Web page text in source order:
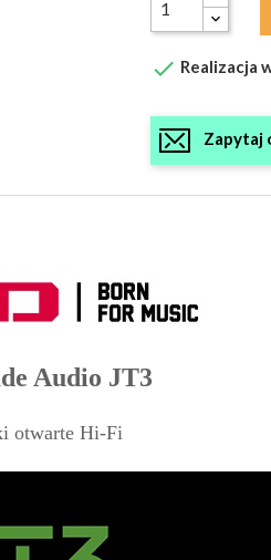
 Realizacja
Zapytaj
Audio JT3
otwarte Hi-Fi